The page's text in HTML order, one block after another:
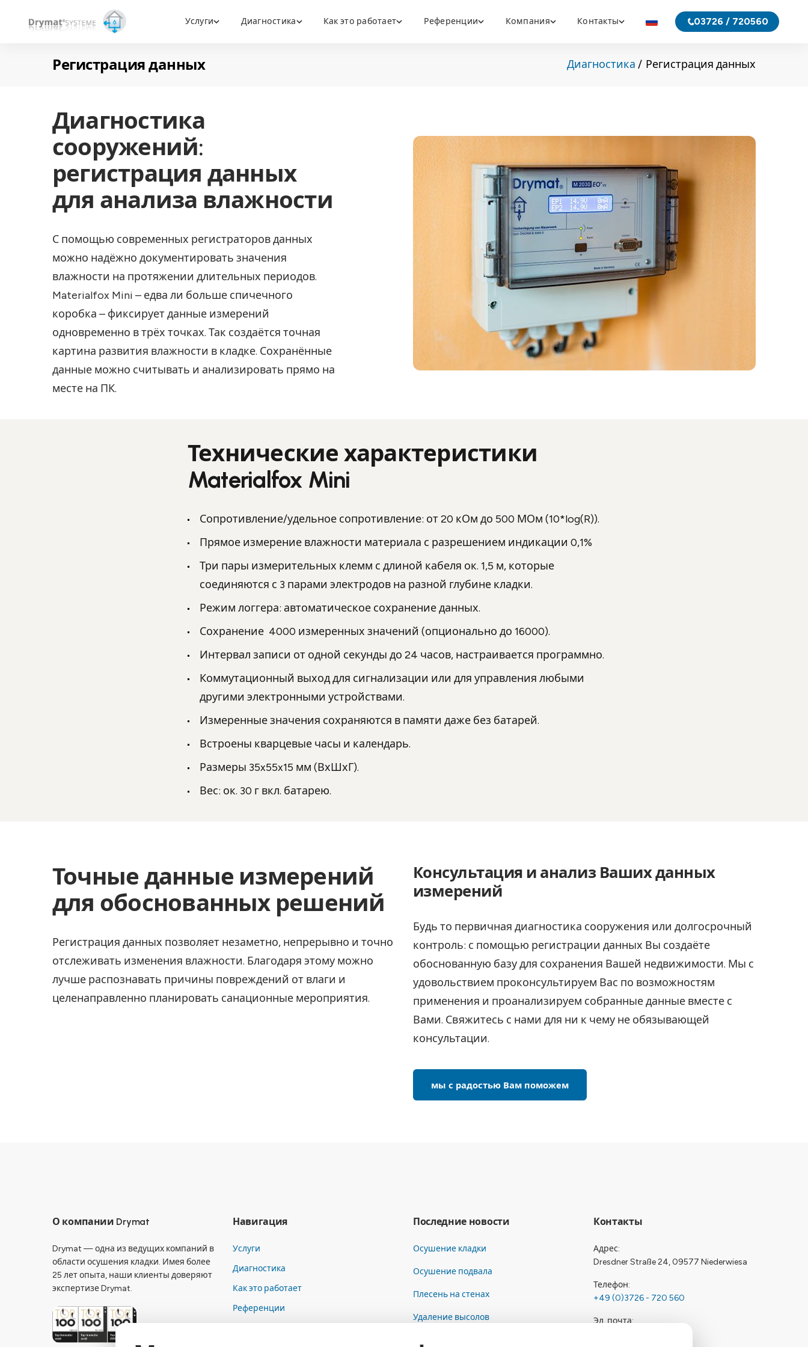
Услуги Диагностика Как это работает Референции Компания Контакты 03726 / 720560
Регистрация данных Диагностика Регистрация данных
Диагностика
сооружений:
регистрация данных
для анализа влажности
С помощью современных регистраторов данных
можно надёжно документировать значения
влажности на протяжении длительных периодов.
Materialfox Mini – едва ли больше спичечного
коробка – фиксирует данные измерений
одновременно в трёх точках. Так создаётся точная
картина развития влажности в кладке. Сохранённые
данные можно считывать и анализировать прямо на
месте на ПК.
Технические характеристики
Materialfox Mini
Сопротивление/удельное сопротивление: от 20 кОм до 500 МОм (10*log(R)).
Прямое измерение влажности материала с разрешением индикации 0,1%
Три пары измерительных клемм с длиной кабеля ок. 1,5 м, которые
соединяются с 3 парами электродов на разной глубине кладки.
Режим логгера: автоматическое сохранение данных.
Сохранение 4000 измеренных значений (опционально до 16000).
Интервал записи от одной секунды до 24 часов, настраивается программно.
Коммутационный выход для сигнализации или для управления любыми
другими электронными устройствами.
Измеренные значения сохраняются в памяти даже без батарей.
Встроены кварцевые часы и календарь.
Размеры 35x55x15 мм (ВхШхГ).
Вес: ок. 30 г вкл. батарею.
Точные данные измерений
для обоснованных решений
Регистрация данных позволяет незаметно, непрерывно и точно
отслеживать изменения влажности. Благодаря этому можно
лучше распознавать причины повреждений от влаги и
целенаправленно планировать санационные мероприятия.
Консультация и анализ Ваших данных
измерений
Будь то первичная диагностика сооружения или долгосрочный
контроль: с помощью регистрации данных Вы создаёте
обоснованную базу для сохранения Вашей недвижимости. Мы с
удовольствием проконсультируем Вас по возможностям
применения и проанализируем собранные данные вместе с
Вами. Свяжитесь с нами для ни к чему не обязывающей
консультации.
мы с радостью Вам поможем
О компании Drymat
Drymat — одна из ведущих компаний в
области осушения кладки. Имея более
25 лет опыта, наши клиенты доверяют
экспертизе Drymat.
Навигация
Услуги
Диагностика
Как это работает
Референции
Последние новости
Осушение кладки
Осушение подвала
Плесень на стенах
Удаление высолов
Контакты
Адрес
Dresdner Straße 24, 09577 Niederwiesa
Телефон
+49 (0)3726 - 720 560
Эл. почта